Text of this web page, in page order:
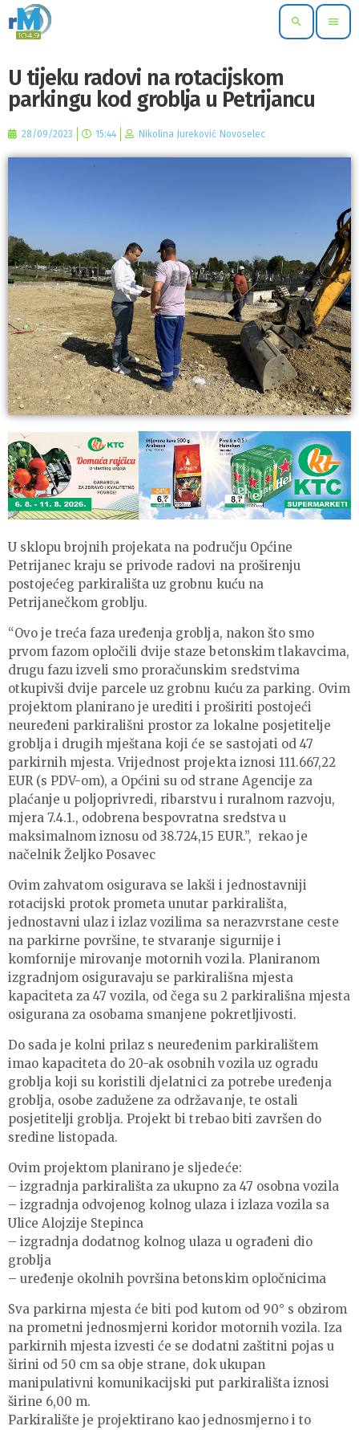
search menu
U tijeku radovi na rotacijskom
parkingu kod groblja u Petrijancu
28/09/2023 15:44 Nikolina Jureković Novoselec
U sklopu brojnih projekata na području Općine
Petrijanec kraju se privode radovi na proširenju
postojećeg parkirališta uz grobnu kuću na
Petrijanečkom groblju.
“Ovo je treća faza uređenja groblja, nakon što smo
prvom fazom opločili dvije staze betonskim tlakavcima,
drugu fazu izveli smo proračunskim sredstvima
otkupivši dvije parcele uz grobnu kuću za parking. Ovim
projektom planirano je urediti i proširiti postojeći
neuređeni parkirališni prostor za lokalne posjetitelje
groblja i drugih mještana koji će se sastojati od 47
parkirnih mjesta. Vrijednost projekta iznosi 111.667,22
EUR (s PDV-om), a Općini su od strane Agencije za
plaćanje u poljoprivredi, ribarstvu i ruralnom razvoju,
mjera 7.4.1., odobrena bespovratna sredstva u
maksimalnom iznosu od 38.724,15 EUR.”, rekao je
načelnik Željko Posavec
Ovim zahvatom osigurava se lakši i jednostavniji
rotacijski protok prometa unutar parkirališta,
jednostavni ulaz i izlaz vozilima sa nerazvrstane ceste
na parkirne površine, te stvaranje sigurnije i
komfornije mirovanje motornih vozila. Planiranom
izgradnjom osiguravaju se parkirališna mjesta
kapaciteta za 47 vozila, od čega su 2 parkirališna mjesta
osigurana za osobama smanjene pokretljivosti.
Do sada je kolni prilaz s neuređenim parkiralištem
imao kapaciteta do 20-ak osobnih vozila uz ogradu
groblja koji su koristili djelatnici za potrebe uređenja
groblja, osobe zadužene za održavanje, te ostali
posjetitelji groblja. Projekt bi trebao biti završen do
sredine listopada.
Ovim projektom planirano je sljedeće:
– izgradnja parkirališta za ukupno za 47 osobna vozila
– izgradnja odvojenog kolnog ulaza i izlaza vozila sa
Ulice Alojzije Stepinca
– izgradnja dodatnog kolnog ulaza u ograđeni dio
groblja
– uređenje okolnih površina betonskim opločnicima
Sva parkirna mjesta će biti pod kutom od 90° s obzirom
na prometni jednosmjerni koridor motornih vozila. Iza
parkirnih mjesta izvesti će se dodatni zaštitni pojas u
širini od 50 cm sa obje strane, dok ukupan
manipulativni komunikacijski put parkirališta iznosi
širine 6,00 m.
Parkiralište je projektirano kao jednosmjerno i to